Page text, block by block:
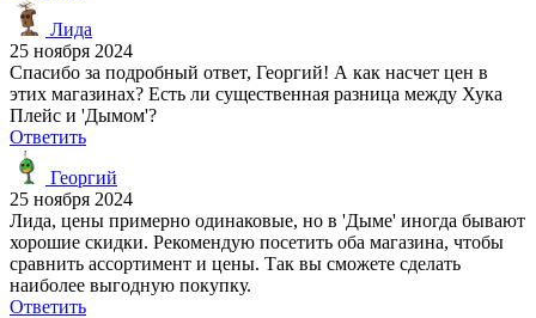
Лида
25 ноября 2024
Спасибо за подробный ответ, Георгий! А как насчет цен в
этих магазинах? Есть ли существенная разница между Хука
Плейс и 'Дымом'?
Ответить
Георгий
25 ноября 2024
Лида, цены примерно одинаковые, но в 'Дыме' иногда бывают
хорошие скидки. Рекомендую посетить оба магазина, чтобы
сравнить ассортимент и цены. Так вы сможете сделать
наиболее выгодную покупку.
Ответить